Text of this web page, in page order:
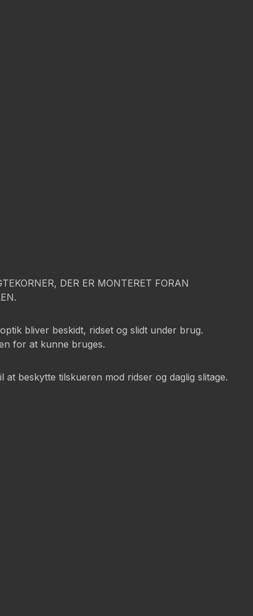
DER ER MONTERET FORAN
bliver beskidt, ridset og slidt under brug.
for at kunne bruges.
beskytte tilskueren mod ridser og daglig slitage.